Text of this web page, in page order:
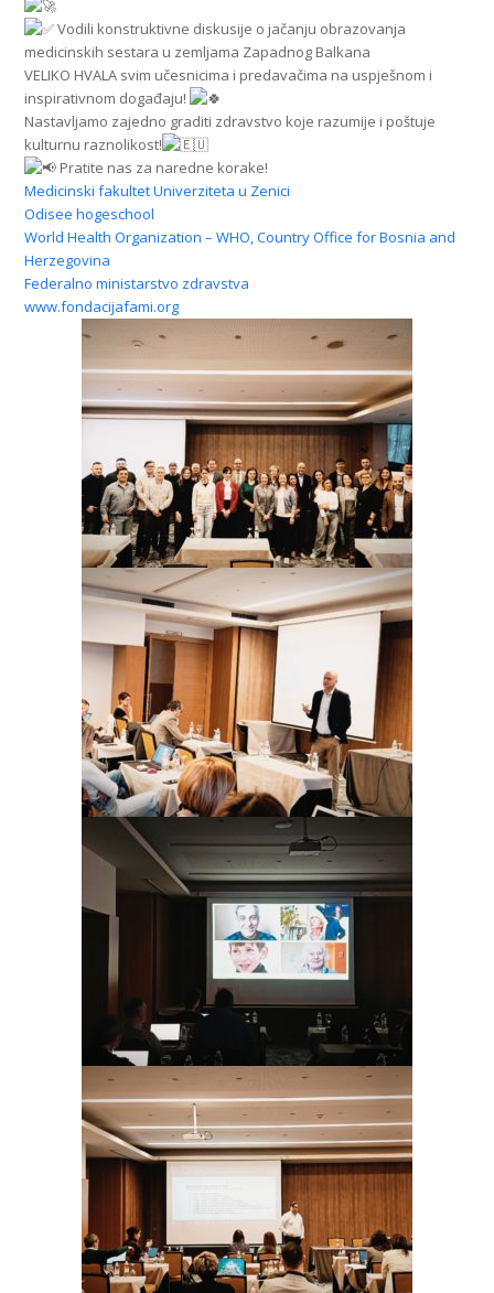
Vodili konstruktivne diskusije o jačanju obrazovanja
medicinskih sestara u zemljama Zapadnog Balkana
VELIKO HVALA svim učesnicima i predavačima na uspješnom i
inspirativnom događaju!
Nastavljamo zajedno graditi zdravstvo koje razumije i poštuje
kulturnu raznolikost!
Pratite nas za naredne korake!
Medicinski fakultet Univerziteta u Zenici
Odisee hogeschool
World Health Organization – WHO, Country Office for Bosnia and
Herzegovina
Federalno ministarstvo zdravstva
www.fondacijafami.org